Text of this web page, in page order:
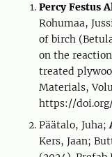
Percy Festus
Rohumaa,
of birch
on the
treated
Materials,
https://doi.org/
Päätalo, Juha;
Kers, Jaan;